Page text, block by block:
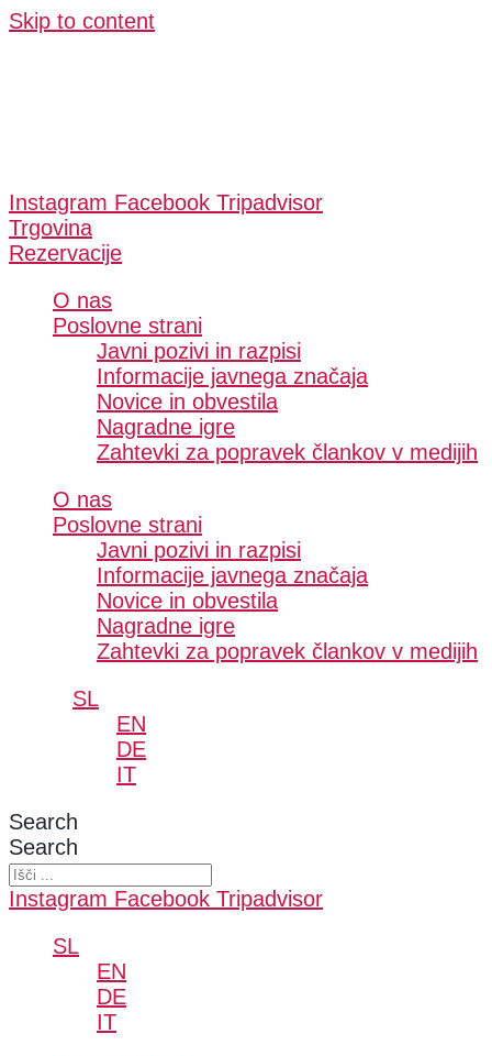
Skip to content
Instagram Facebook Tripadvisor
Trgovina
Rezervacije
O nas
Poslovne strani
Javni pozivi in razpisi
Informacije javnega značaja
Novice in obvestila
Nagradne igre
Zahtevki za popravek člankov v medijih
O nas
Poslovne strani
Javni pozivi in razpisi
Informacije javnega značaja
Novice in obvestila
Nagradne igre
Zahtevki za popravek člankov v medijih
SL
EN
DE
IT
Search
Search
Instagram Facebook Tripadvisor
SL
EN
DE
IT